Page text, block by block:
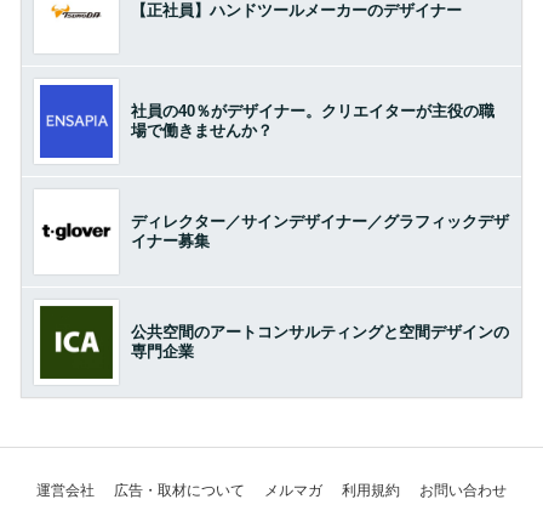
【正社員】ハンドツールメーカーのデザイナー
社員の40％がデザイナー。クリエイターが主役の職
場で働きませんか？
ディレクター／サインデザイナー／グラフィックデザ
イナー募集
公共空間のアートコンサルティングと空間デザインの
専門企業
運営会社 広告・取材について メルマガ 利用規約 お問い合わせ